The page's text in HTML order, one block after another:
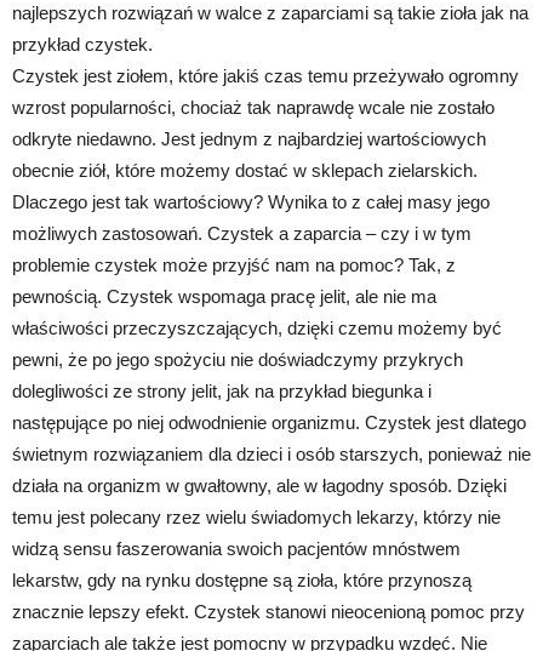
najlepszych rozwiązań w walce z zaparciami są takie zioła jak na
przykład czystek.
Czystek jest ziołem, które jakiś czas temu przeżywało ogromny
wzrost popularności, chociaż tak naprawdę wcale nie zostało
odkryte niedawno. Jest jednym z najbardziej wartościowych
obecnie ziół, które możemy dostać w sklepach zielarskich.
Dlaczego jest tak wartościowy? Wynika to z całej masy jego
możliwych zastosowań. Czystek a zaparcia – czy i w tym
problemie czystek może przyjść nam na pomoc? Tak, z
pewnością. Czystek wspomaga pracę jelit, ale nie ma
właściwości przeczyszczających, dzięki czemu możemy być
pewni, że po jego spożyciu nie doświadczymy przykrych
dolegliwości ze strony jelit, jak na przykład biegunka i
następujące po niej odwodnienie organizmu. Czystek jest dlatego
świetnym rozwiązaniem dla dzieci i osób starszych, ponieważ nie
działa na organizm w gwałtowny, ale w łagodny sposób. Dzięki
temu jest polecany rzez wielu świadomych lekarzy, którzy nie
widzą sensu faszerowania swoich pacjentów mnóstwem
lekarstw, gdy na rynku dostępne są zioła, które przynoszą
znacznie lepszy efekt. Czystek stanowi nieocenioną pomoc przy
zaparciach ale także jest pomocny w przypadku wzdęć. Nie